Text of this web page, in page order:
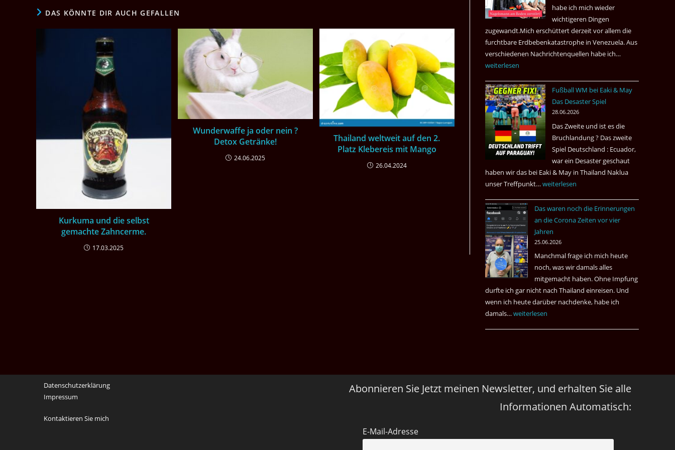
DAS KÖNNTE DIR AUCH GEFALLEN
Kurkuma und die selbst
gemachte Zahncerme.
17.03.2025
Wunderwaffe ja oder nein ?
Detox Getränke!
24.06.2025
Thailand weltweit auf den 2.
Platz Klebereis mit Mango
26.04.2024
Amsterdam.
habe ich mich wieder
wichtigeren Dingen
zugewandt.Mich erschüttert derzeit vor allem die
furchtbare Erdbebenkatastrophe in Venezuela. Aus
verschiedenen Nachrichtenquellen habe ich…
Venezuela
2026
weiterlesen
Fußball WM bei Eaki & May
Das Desaster Spiel
28.06.2026
Das Zweite und ist es die
Bruchlandung ? Das zweite
Spiel Deutschland : Ecuador,
war ein Desaster geschaut
haben wir das bei Eaki & May in Thailand Naklua
unser Treffpunkt… Fußball
bei
Eaki
&
May
Das
Desaster
Spiel
weiterlesen
Das waren noch die Erinnerungen
an die Corona Zeiten vor vier
Jahren
25.06.2026
Manchmal frage ich mich heute
noch, was wir damals alles
mitgemacht haben. Ohne Impfung
durfte ich gar nicht nach Thailand einreisen. Und
wenn ich heute darüber nachdenke, habe ich
damals…Das
an
die
vier
weiterlesen
Datenschutzerklärung
Impressum
Kontaktieren Sie mich
Abonnieren Sie Jetzt meinen Newsletter, und erhalten Sie alle
Informationen Automatisch:
E-Mail-Adresse